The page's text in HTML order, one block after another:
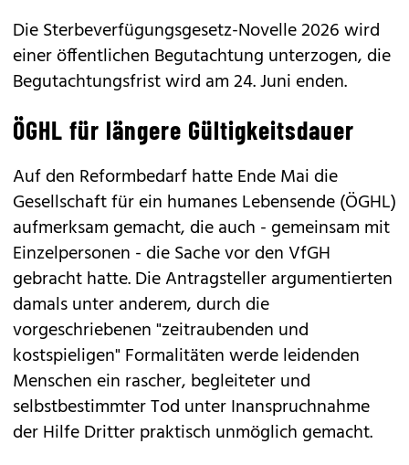
Die Sterbeverfügungsgesetz-Novelle 2026 wird
einer öffentlichen Begutachtung unterzogen, die
Begutachtungsfrist wird am 24. Juni enden.
ÖGHL für längere Gültigkeitsdauer
Auf den Reformbedarf hatte Ende Mai die
Gesellschaft für ein humanes Lebensende (ÖGHL)
aufmerksam gemacht, die auch - gemeinsam mit
Einzelpersonen - die Sache vor den VfGH
gebracht hatte. Die Antragsteller argumentierten
damals unter anderem, durch die
vorgeschriebenen "zeitraubenden und
kostspieligen" Formalitäten werde leidenden
Menschen ein rascher, begleiteter und
selbstbestimmter Tod unter Inanspruchnahme
der Hilfe Dritter praktisch unmöglich gemacht.